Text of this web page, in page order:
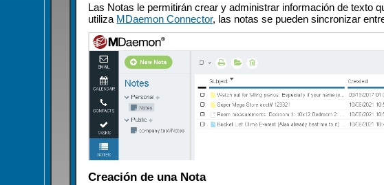
Las Notas le permitirán crear y administrar información de texto
utiliza MDaemon Connector, las notas se pueden sincronizar
Creación de una Nota